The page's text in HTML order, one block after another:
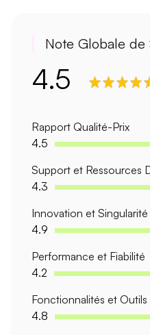
Note Globale de
4.5
Rapport Qualité-Prix
4.5
Support et Ressources
4.3
Innovation et Singularité
4.9
Performance et Fiabilité
4.2
Fonctionnalités et Outils
4.8